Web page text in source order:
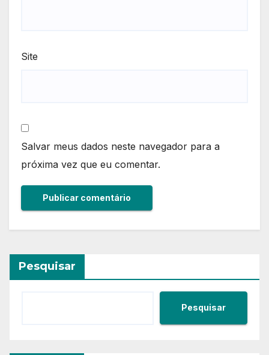
Site
Salvar meus dados neste navegador para a
próxima vez que eu comentar.
Pesquisar
Pesquisar